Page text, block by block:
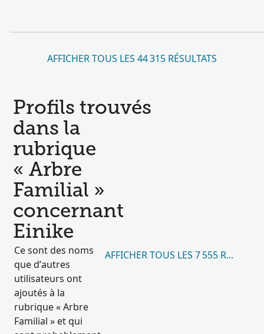
AFFICHER TOUS LES 44 315 RÉSULTATS
Profils trouvés
dans la
rubrique
« Arbre
Familial »
concernant
Einike
Ce sont des noms
que d’autres
utilisateurs ont
ajoutés à la
rubrique « Arbre
Familial » et qui
AFFICHER TOUS LES 7 555